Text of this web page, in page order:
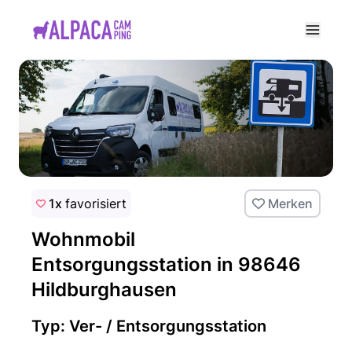
Wohnmobil
Entsorgungsstation in 98646
Hildburghausen
1x favorisiert Merken
Typ: Ver- / Entsorgungsstation